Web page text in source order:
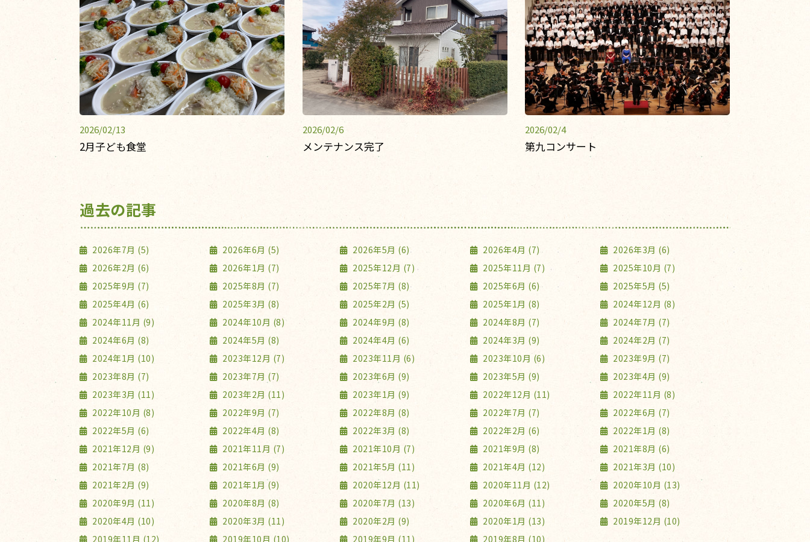
2026/02/13
2月子ども食堂
2026/02/6
メンテナンス完了
2026/02/4
第九コンサート
過去の記事
2026年7月 (5) 2026年6月 (5) 2026年5月 (6) 2026年4月 (7)
2026年3月 (6)
2026年2月 (6)
2026年1月 (7) 2025年12月 (7) 2025年11月 (7)
2025年10月 (7)
2025年9月 (7)
2025年8月 (7) 2025年7月 (8) 2025年6月 (6)
2025年5月 (5)
2025年4月 (6)
2025年3月 (8) 2025年2月 (5) 2025年1月 (8)
2024年12月 (8)
2024年11月 (9)
2024年10月 (8) 2024年9月 (8) 2024年8月 (7)
2024年7月 (7)
2024年6月 (8)
2024年5月 (8) 2024年4月 (6) 2024年3月 (9)
2024年2月 (7)
2024年1月 (10)
2023年12月 (7) 2023年11月 (6) 2023年10月 (6)
2023年9月 (7)
2023年8月 (7)
2023年7月 (7) 2023年6月 (9) 2023年5月 (9)
2023年4月 (9)
2023年3月 (11)
2023年2月 (11) 2023年1月 (9) 2022年12月 (11)
2022年11月 (8)
2022年10月 (8)
2022年9月 (7) 2022年8月 (8) 2022年7月 (7)
2022年6月 (7)
2022年5月 (6)
2022年4月 (8) 2022年3月 (8) 2022年2月 (6)
2022年1月 (8)
2021年12月 (9)
2021年11月 (7) 2021年10月 (7) 2021年9月 (8)
2021年8月 (6)
2021年7月 (8)
2021年6月 (9) 2021年5月 (11) 2021年4月 (12)
2021年3月 (10)
2021年2月 (9)
2021年1月 (9) 2020年12月 (11) 2020年11月 (12)
2020年10月 (13)
2020年9月 (11)
2020年8月 (8) 2020年7月 (13) 2020年6月 (11)
2020年5月 (8)
2020年4月 (10)
2020年3月 (11) 2020年2月 (9) 2020年1月 (13)
2019年12月 (10)
2019年11月 (12)
2019年10月 (10) 2019年9月 (11) 2019年8月 (10)